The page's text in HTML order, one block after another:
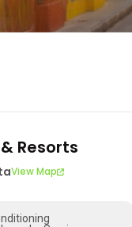
Resorts
View Map